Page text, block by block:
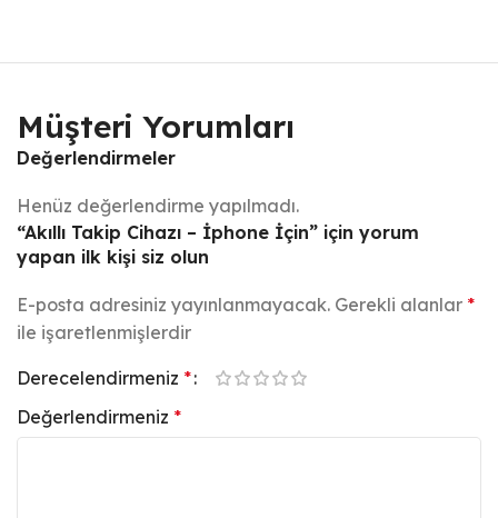
Müşteri Yorumları
Değerlendirmeler
Henüz değerlendirme yapılmadı.
“Akıllı Takip Cihazı – İphone İçin” için yorum
yapan ilk kişi siz olun
E-posta adresiniz yayınlanmayacak. Gerekli alanlar *
ile işaretlenmişlerdir
Derecelendirmeniz *
Değerlendirmeniz *